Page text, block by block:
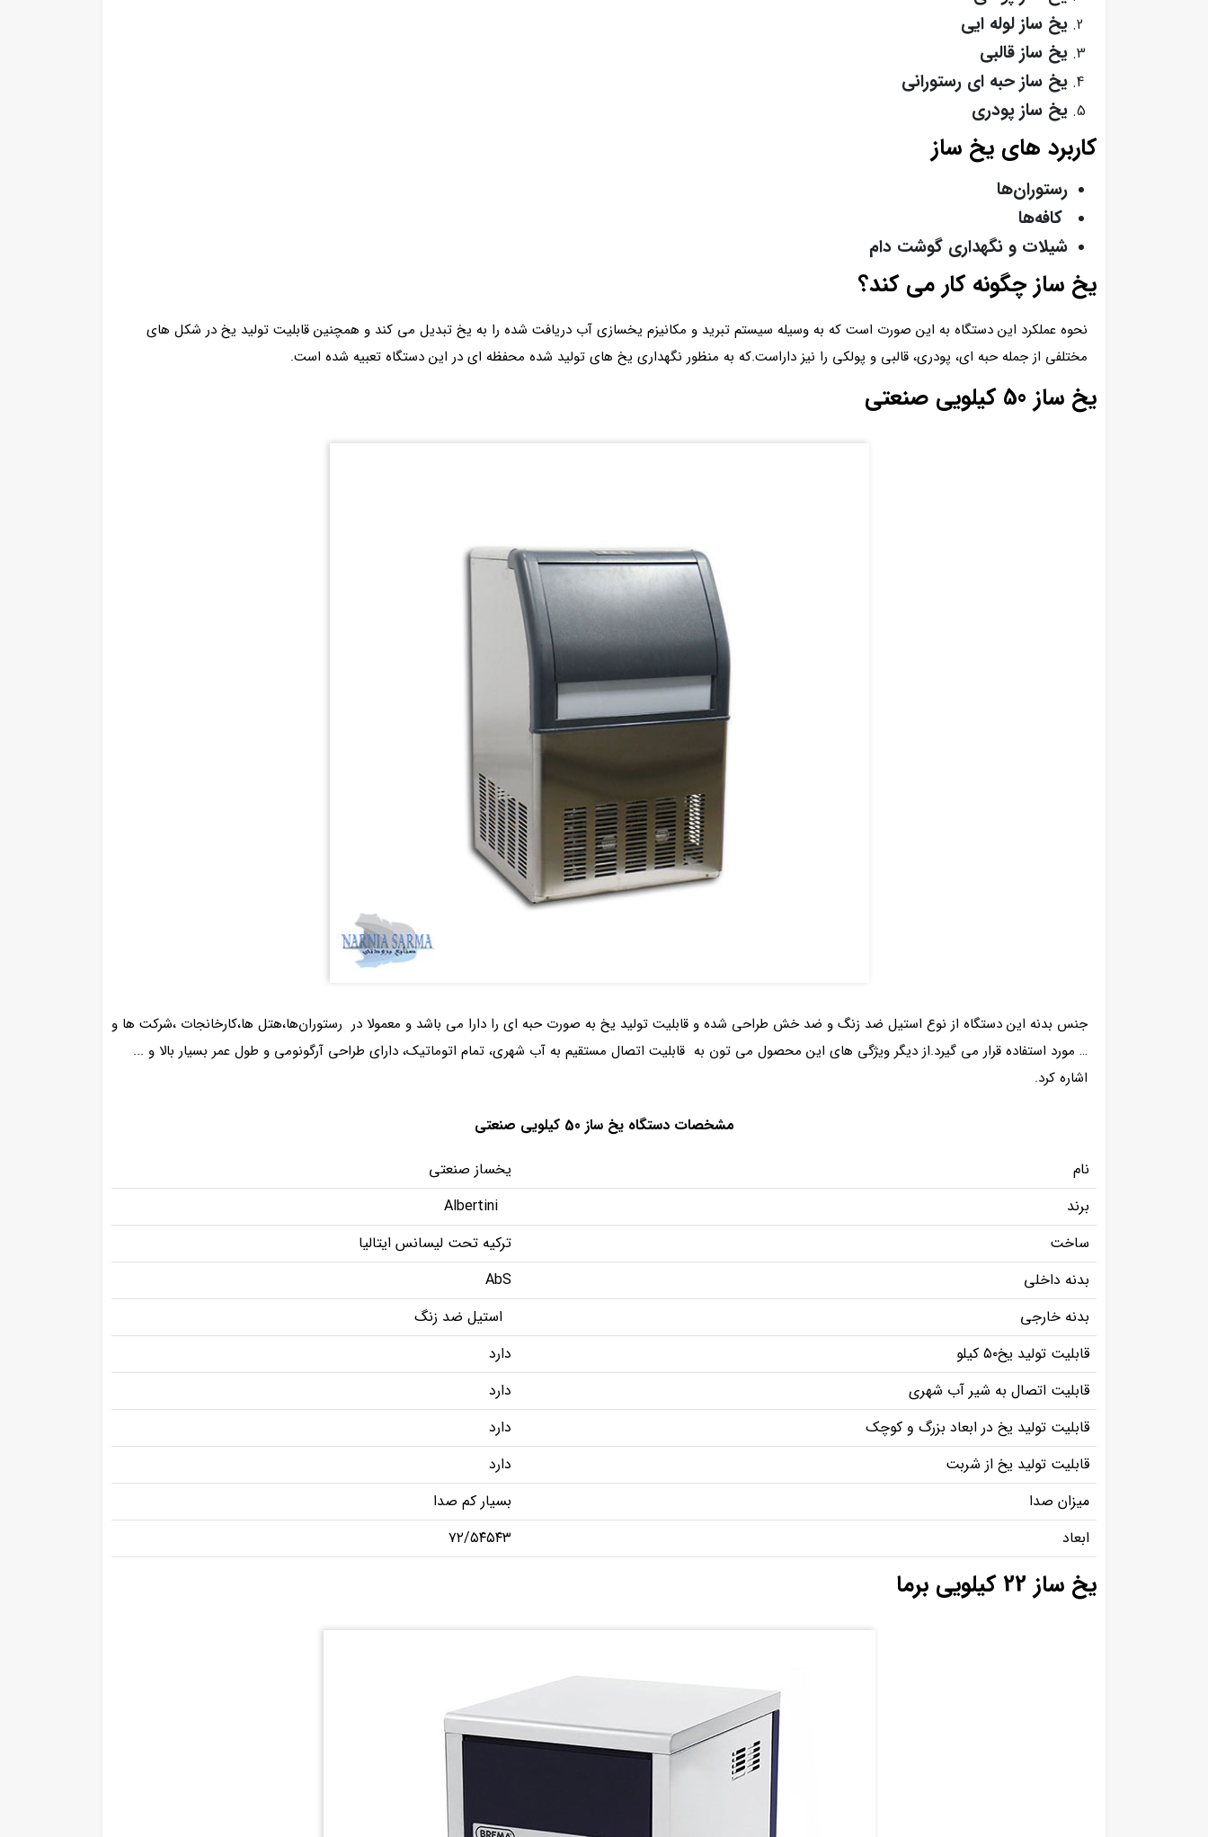
یخ ساز لوله ایی
یخ ساز قالبی
یخ ساز حبه ای رستورانی
یخ ساز پودری
کاربرد های یخ ساز
رستوران‌ها
کافه‌ها
شیلات و نگهداری گوشت دام
یخ ساز چگونه کار می کند؟
نحوه عملکرد این دستگاه به این صورت است که به وسیله سیستم تبرید و مکانیزم یخسازی آب دریافت شده را به یخ تبدیل می کند و همچنین قابلیت تولید یخ در شکل های
مختلفی از جمله حبه ای، پودری، قالبی و پولکی را نیز داراست.که به منظور نگهداری یخ های تولید شده محفظه ای در این دستگاه تعبیه شده است.
یخ ساز 50 کیلویی صنعتی
جنس بدنه این دستگاه از نوع استیل ضد زنگ و ضد خش طراحی شده و قابلیت تولید یخ به صورت حبه ای را دارا می باشد و معمولا در رستوران‌ها،هتل ها،کارخانجات ،شرکت ها و
… مورد استفاده قرار می گیرد.از دیگر ویژگی های این محصول می تون به قابلیت اتصال مستقیم به آب شهری، تمام اتوماتیک، دارای طراحی آرگونومی و طول عمر بسیار بالا و ...
اشاره کرد.
مشخصات دستگاه یخ ساز 50 کیلویی صنعتی
نام
یخساز صنعتی
برند
ساخت
ترکیه تحت لیسانس ایتالیا
بدنه داخلی
AbS
بدنه خارجی
استیل ضد زنگ
قابلیت تولید یخ۵۰ کیلو
دارد
قابلیت اتصال به شیر آب شهری
دارد
قابلیت تولید یخ در ابعاد بزرگ و کوچک
دارد
قابلیت تولید یخ از شربت
دارد
میزان صدا
بسیار کم صدا
ابعاد
۷۲/۵۴۵۴۳
یخ ساز 22 کیلویی برما